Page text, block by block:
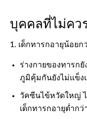
บุคคลที่ไม่ค
1. เด็กทารกอายุน้อยก
ร่างกายของทารก
ภูมิคุ้มกันยังไม่แข็ง
วัคซีนไข้หวัดใหญ่
เด็กทารกอายุต่ำกว่